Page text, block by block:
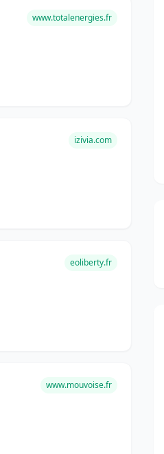
www.totalenergies.fr
izivia.com
eoliberty.fr
www.mouvoise.fr